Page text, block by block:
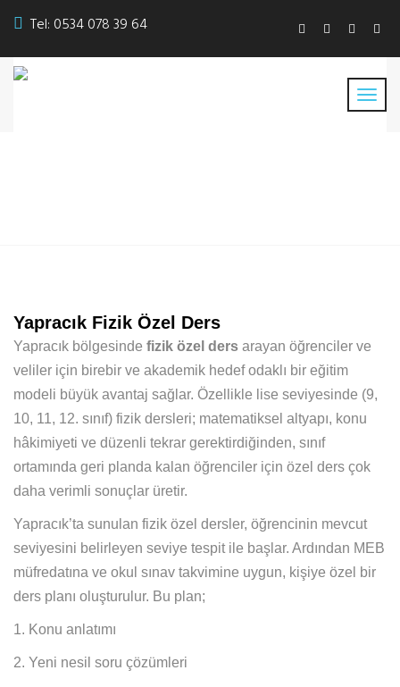
Tel: 0534 078 39 64
Yapracık Fizik Özel Ders
Yapracık bölgesinde fizik özel ders arayan öğrenciler ve
veliler için birebir ve akademik hedef odaklı bir eğitim
modeli büyük avantaj sağlar. Özellikle lise seviyesinde (9,
10, 11, 12. sınıf) fizik dersleri; matematiksel altyapı, konu
hâkimiyeti ve düzenli tekrar gerektirdiğinden, sınıf
ortamında geri planda kalan öğrenciler için özel ders çok
daha verimli sonuçlar üretir.
Yapracık’ta sunulan fizik özel dersler, öğrencinin mevcut
seviyesini belirleyen seviye tespit ile başlar. Ardından MEB
müfredatına ve okul sınav takvimine uygun, kişiye özel bir
ders planı oluşturulur. Bu plan;
1. Konu anlatımı
2. Yeni nesil soru çözümleri